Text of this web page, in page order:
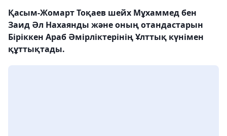
Қасым-Жомарт Тоқаев шейх Мұхаммед бен
Заид Әл Нахаянды және оның отандастарын
Біріккен Араб Әмірліктерінің Ұлттық күнімен
құттықтады.